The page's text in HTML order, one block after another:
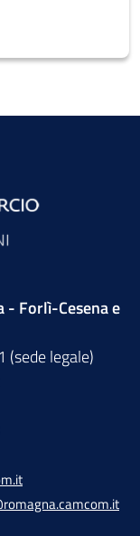
- Forlì-Cesena e
(sede legale)